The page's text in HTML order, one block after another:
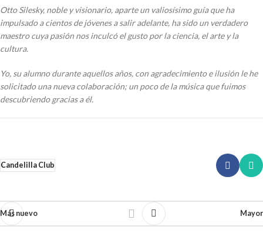
Otto Silesky, noble y visionario, aparte un valiosísimo guía que ha
impulsado a cientos de jóvenes a salir adelante, ha sido un verdadero
maestro cuya pasión nos inculcó el gusto por la ciencia, el arte y la
cultura.
Yo, su alumno durante aquellos años, con agradecimiento e ilusión le he
solicitado una nueva colaboración; un poco de la música que fuimos
descubriendo gracias a él.
Candelilla Club
Más nuevo Mayor